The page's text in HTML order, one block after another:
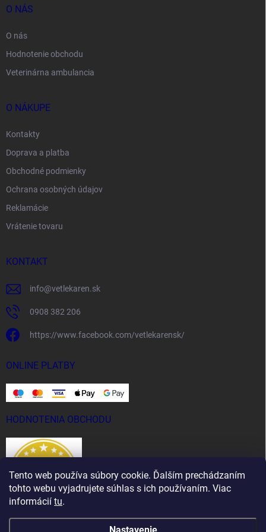
Tento web používa súbory cookie. Ďalším prechádzaním
tohto webu vyjadrujete súhlas s ich používaním. Viac
informácií tu.
O NÁS
O nás
Hodnotenie obchodu
Veterinárna ambulancia
O NÁKUPE
Kontakty
Doprava a platba
Obchodné podmienky
Ochrana osobných údajov
Reklamácie
Vrátenie tovaru
KONTAKT
info@vetlekaren.sk
0908 382 206
https://www.facebook.com/vetlekarensk/
ONLINE PLATBY
HODNOTENIA OBCHODU